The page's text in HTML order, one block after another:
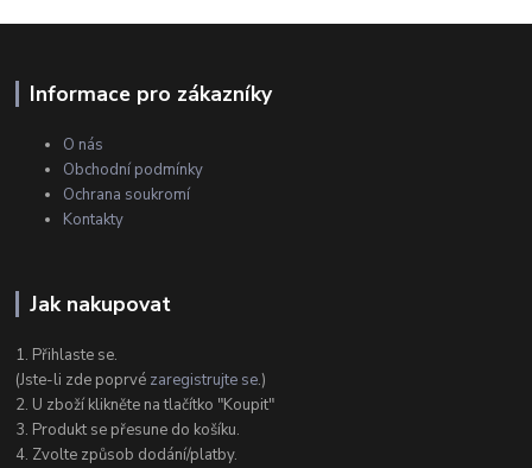
Informace pro zákazníky
O nás
Obchodní podmínky
Ochrana soukromí
Kontakty
Jak nakupovat
1. Přihlaste se.
(Jste-li zde poprvé zaregistrujte se.)
2. U zboží klikněte na tlačítko "Koupit"
3. Produkt se přesune do košíku.
4. Zvolte způsob dodání/platby.